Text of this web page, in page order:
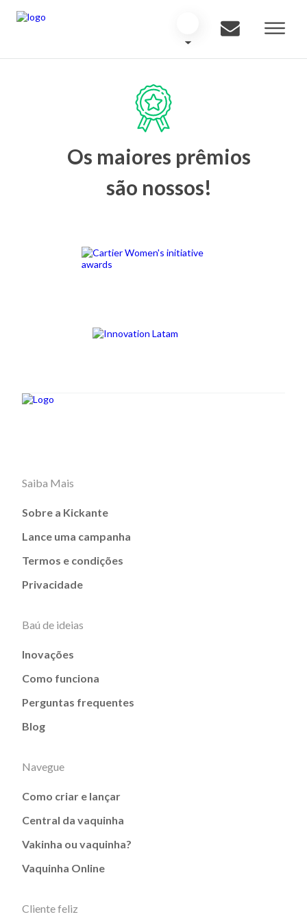
Os maiores prêmios
são nossos!
Saiba Mais
Sobre a Kickante
Lance uma campanha
Termos e condições
Privacidade
Baú de ideias
Inovações
Como funciona
Perguntas frequentes
Blog
Navegue
Como criar e lançar
Central da vaquinha
Vakinha ou vaquinha?
Vaquinha Online
Cliente feliz